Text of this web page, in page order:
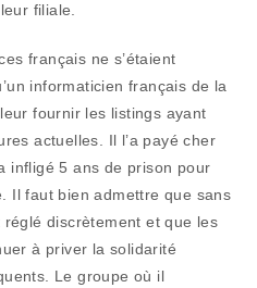
filiale.
français ne s’étaient
informaticien français de la
fournir les listings ayant
actuelles. Il l’a payé cher
infligé 5 ans de prison pour
Il faut bien admettre que sans
discrètement et que les
à priver la solidarité
Le groupe où il